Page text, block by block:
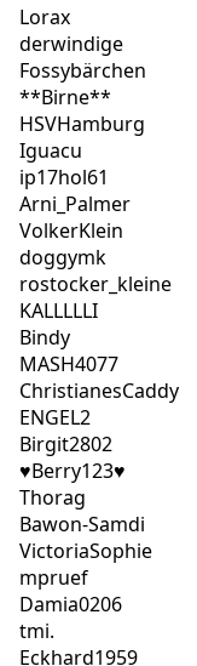
Lorax
derwindige
Fossybärchen
**Birne**
HSVHamburg
Iguacu
ip17hol61
Arni_Palmer
VolkerKlein
doggymk
rostocker_kleine
KALLLLLI
Bindy
MASH4077
ChristianesCaddy
ENGEL2
Birgit2802
♥Berry123♥
Thorag
Bawon-Samdi
VictoriaSophie
mpruef
Damia0206
tmi.
Eckhard1959